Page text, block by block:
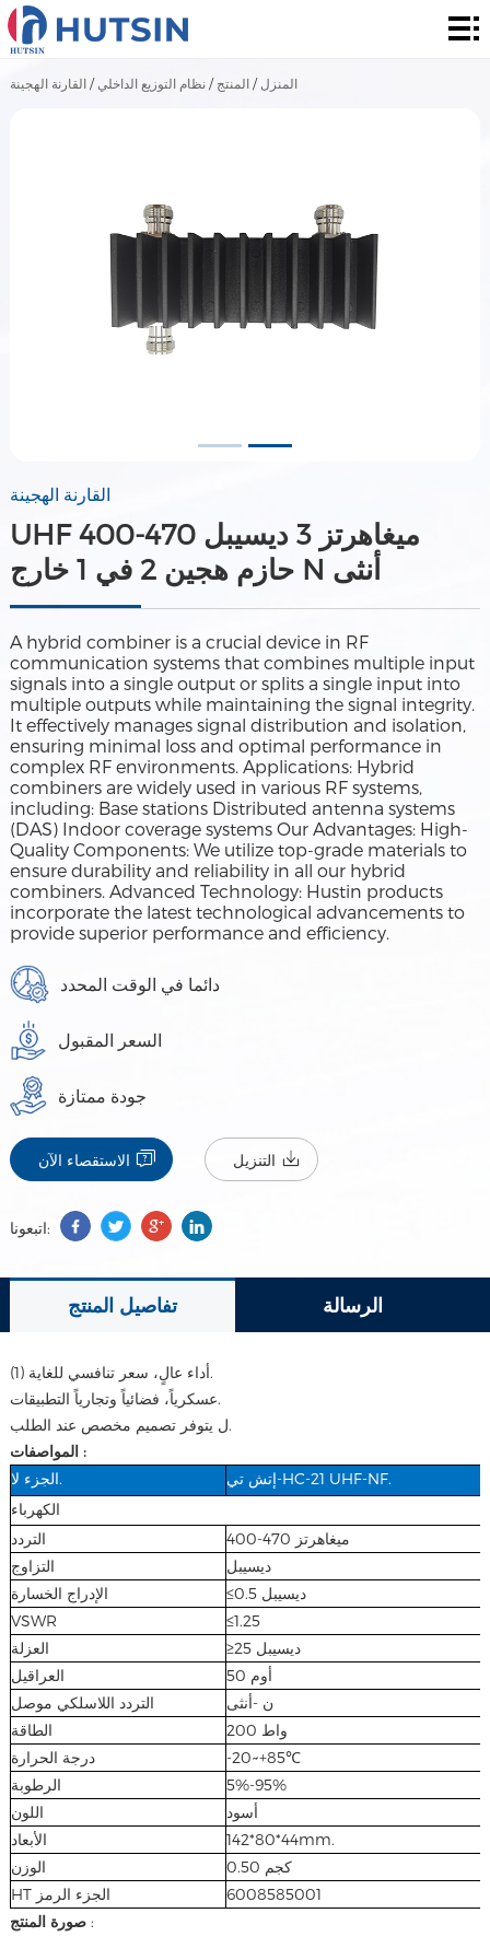
المنزل
المنزل /المنتج /نظام التوزيع الداخلي /القارنة الهجينة
القارنة الهجينة
UHF 400-470 ميغاهرتز 3 ديسيبل
حازم هجين 2 في 1 خارج N أنثى
A hybrid combiner is a crucial device in RF
communication systems that combines multiple input
signals into a single output or splits a single input into
multiple outputs while maintaining the signal integrity.
It effectively manages signal distribution and isolation,
ensuring minimal loss and optimal performance in
complex RF environments. Applications: Hybrid
combiners are widely used in various RF systems,
including: Base stations Distributed antenna systems
(DAS) Indoor coverage systems Our Advantages: High-
Quality Components: We utilize top-grade materials to
ensure durability and reliability in all our hybrid
combiners. Advanced Technology: Hustin products
incorporate the latest technological advancements to
provide superior performance and efficiency.
دائما في الوقت المحدد
السعر المقبول
جودة ممتازة
الاستقصاء الآن التنزيل
اتبعونا:
تفاصيل المنتج الرسالة
(1) أداء عالٍ، سعر تنافسي للغاية.
عسكرياً، فضائياً وتجارياً التطبيقات.
ل يتوفر تصميم مخصص عند الطلب.
المواصفات :
الجزء لا.
إتش تي-HC-21 UHF-NF.
الكهرباء
التردد
400-470 ميغاهرتز
التزاوج
ديسيبل
الإدراج الخسارة
≤0.5 ديسيبل
VSWR
≤1.25
العزلة
≥25 ديسيبل
العراقيل
50 أوم
التردد اللاسلكي موصل
ن -أنثى
الطاقة
200 واط
درجة الحرارة
-20~+85℃
الرطوبة
5%-95%
اللون
أسود
الأبعاد
142*80*44mm.
الوزن
0.50 كجم
HT الجزء الرمز
6008585001
صورة المنتج: